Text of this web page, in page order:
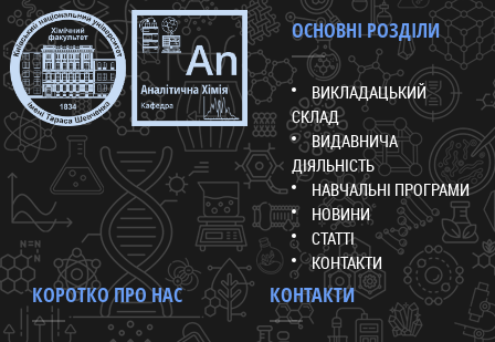
ОСНОВНІ РОЗДІЛИ
ВИКЛАДАЦЬКИЙ
СКЛАД
ВИДАВНИЧА
ДІЯЛЬНІСТЬ
НАВЧАЛЬНІ ПРОГРАМИ
НОВИНИ
СТАТТІ
КОНТАКТИ
КОРОТКО ПРО НАС КОНТАКТИ